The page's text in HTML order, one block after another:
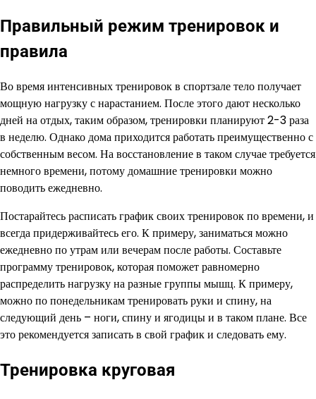
Правильный режим тренировок и
правила
Во время интенсивных тренировок в спортзале тело получает
мощную нагрузку с нарастанием. После этого дают несколько
дней на отдых, таким образом, тренировки планируют 2-3 раза
в неделю. Однако дома приходится работать преимущественно с
собственным весом. На восстановление в таком случае требуется
немного времени, потому домашние тренировки можно
поводить ежедневно.
Постарайтесь расписать график своих тренировок по времени, и
всегда придерживайтесь его. К примеру, заниматься можно
ежедневно по утрам или вечерам после работы. Составьте
программу тренировок, которая поможет равномерно
распределить нагрузку на разные группы мышц. К примеру,
можно по понедельникам тренировать руки и спину, на
следующий день – ноги, спину и ягодицы и в таком плане. Все
это рекомендуется записать в свой график и следовать ему.
Тренировка круговая